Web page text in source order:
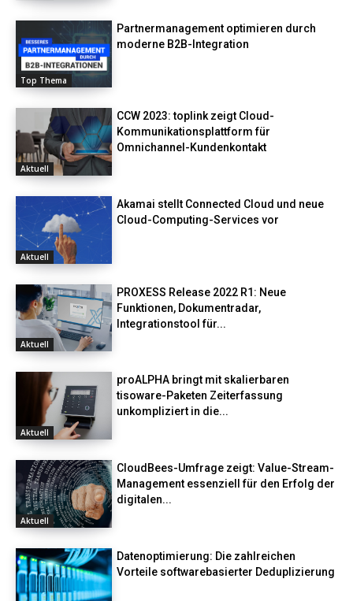
Top Thema
Partnermanagement optimieren durch
moderne B2B-Integration
Aktuell
CCW 2023: toplink zeigt Cloud-
Kommunikationsplattform für
Omnichannel-Kundenkontakt
Aktuell
Akamai stellt Connected Cloud und neue
Cloud-Computing-Services vor
Aktuell
PROXESS Release 2022 R1: Neue
Funktionen, Dokumentradar,
Integrationstool für...
Aktuell
proALPHA bringt mit skalierbaren
tisoware-Paketen Zeiterfassung
unkompliziert in die...
Aktuell
CloudBees-Umfrage zeigt: Value-Stream-
Management essenziell für den Erfolg der
digitalen...
Datenoptimierung: Die zahlreichen
Vorteile softwarebasierter Deduplizierung